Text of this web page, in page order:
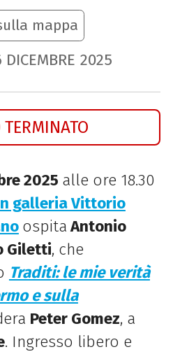
mappa
DICEMBRE 2025
TERMINATO
2025 alle ore 18.30
galleria Vittorio
ospitaAntonio
Giletti, che
Traditi: le mie verità
e sulla
Peter Gomez, a
. Ingresso libero e